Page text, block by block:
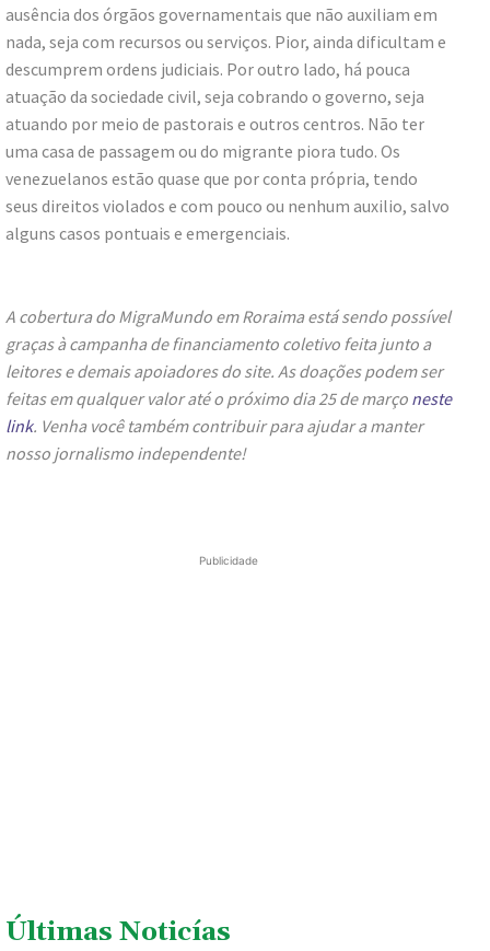
ausência dos órgãos governamentais que não auxiliam em
nada, seja com recursos ou serviços. Pior, ainda dificultam e
descumprem ordens judiciais. Por outro lado, há pouca
atuação da sociedade civil, seja cobrando o governo, seja
atuando por meio de pastorais e outros centros. Não ter
uma casa de passagem ou do migrante piora tudo. Os
venezuelanos estão quase que por conta própria, tendo
seus direitos violados e com pouco ou nenhum auxilio, salvo
alguns casos pontuais e emergenciais.
A cobertura do MigraMundo em Roraima está sendo possível
graças à campanha de financiamento coletivo feita junto a
leitores e demais apoiadores do site. As doações podem ser
feitas em qualquer valor até o próximo dia 25 de março neste
link. Venha você também contribuir para ajudar a manter
nosso jornalismo independente!
Publicidade
Últimas Noticías